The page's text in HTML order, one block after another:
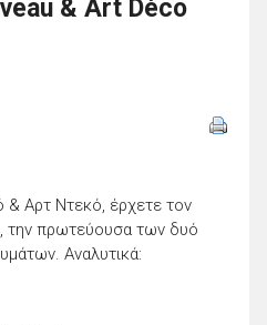
& Art Déco
Αρτ Ντεκό, έρχετε τον
την πρωτεύουσα των δυό
Αναλυτικά: